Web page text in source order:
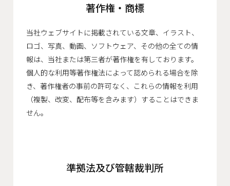
お問い合わせ
著作権・商標
当社ウェブサイトに掲載されている文章、イラスト、
ロゴ、写真、動画、ソフトウェア、その他の全ての情
報は、当社または第三者が著作権を有しております。
個人的な利用等著作権法によって認められる場合を除
き、著作権者の事前の許可なく、これらの情報を利用
（複製、改変、配布等を含みます）することはできま
せん。
準拠法及び管轄裁判所